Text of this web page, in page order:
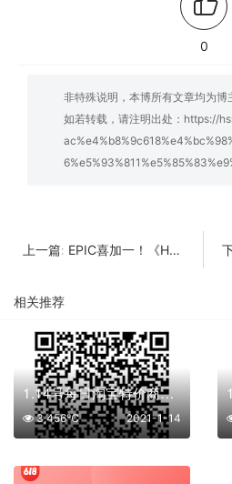
0
非特殊说明，本博所有文章均为博
如若转载，请注明出处： https://
上一篇: EPIC喜加一！《Hell is Other Demons》限时免费！
相关推荐
1.14号每日淘宝特价商品干货
2021-1-14
3,456℃